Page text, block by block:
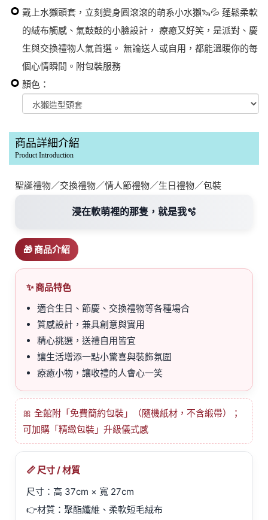
戴上水獺頭套，立刻變身圓滾滾的萌系小水獺🦦💦 蓬鬆柔軟
的絨布觸感、氣鼓鼓的小臉設計， 療癒又好笑，是派對、慶
生與交換禮物人氣首選。 無論送人或自用，都能溫暖你的每
個心情瞬間。附包裝服務
顏色：
商品詳細介紹
Product Introduction
聖誕禮物／交換禮物／情人節禮物／生日禮物／包裝
浸在軟萌裡的那隻，就是我🫧
🎁 商品介紹
✨ 商品特色
適合生日、節慶、交換禮物等各種場合
質感設計，兼具創意與實用
精心挑選，送禮自用皆宜
讓生活增添一點小驚喜與裝飾氛圍
療癒小物，讓收禮的人會心一笑
🎀 全館附「免費簡約包裝」（隨機紙材，不含緞帶）；
可加購「精緻包裝」升級儀式感
📏 尺寸 / 材質
尺寸：高 37cm × 寬 27cm
👉材質：聚酯纖維、柔軟短毛絨布